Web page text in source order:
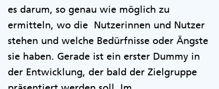
es darum, so genau wie möglich zu
ermitteln, wo die Nutzerinnen und Nutzer
stehen und welche Bedürfnisse oder Ängste
sie haben. Gerade ist ein erster Dummy in
der Entwicklung, der bald der Zielgruppe